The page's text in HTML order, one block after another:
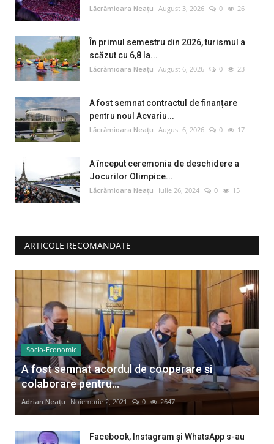
Lăcrămioara Neațu August 3, 2026 0 26
În primul semestru din 2026, turismul a
scăzut cu 6,8 la...
Lăcrămioara Neațu August 6, 2026 0 23
A fost semnat contractul de finanțare
pentru noul Acvariu...
Lăcrămioara Neațu August 6, 2026 0 17
A început ceremonia de deschidere a
Jocurilor Olimpice...
Lăcrămioara Neațu Iulie 26, 2024 0 15
ARTICOLE RECOMANDATE
Socio-Economic
A fost semnat acordul de cooperare și
colaborare pentru...
Adrian Neațu Noiembrie 2, 2021 0 2647
Facebook, Instagram și WhatsApp s-au